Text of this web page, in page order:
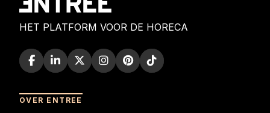
HET PLATFORM VOOR DE HORECA
OVER ENTREE